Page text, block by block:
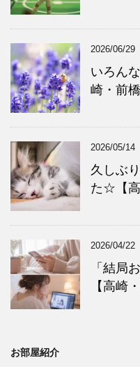
2026/06/29
いろん
崎・前
2026/05/14
久しぶ
た☆【高
2026/04/22
「結局
【高崎
お部屋紹介